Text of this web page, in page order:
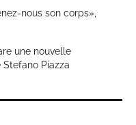
nous son corps»,
une nouvelle
Piazza